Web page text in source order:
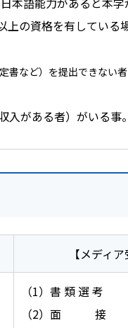
の資格を有している
書など）を提出できない
入がある者）がいる事。
【メディ
（1）書 類 選 考
（2）面 接 個